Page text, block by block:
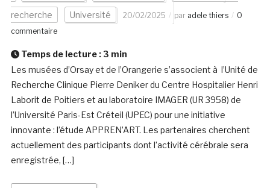
recherche Université 20/02/2025 par adele thiers
0
commentaire
Temps de lecture : 3 min
Les musées d’Orsay et de l’Orangerie s’associent à l’Unité de
Recherche Clinique Pierre Deniker du Centre Hospitalier Henri
Laborit de Poitiers et au laboratoire IMAGER (UR 3958) de
l’Université Paris-Est Créteil (UPEC) pour une initiative
innovante : l’étude APPREN’ART. Les partenaires cherchent
actuellement des participants dont l’activité cérébrale sera
enregistrée, […]